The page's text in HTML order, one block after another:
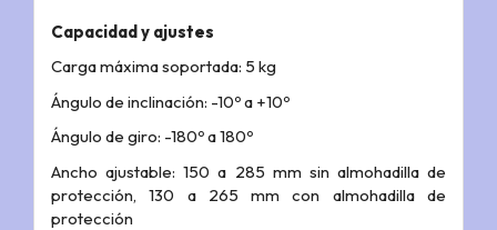
Capacidad y ajustes
Carga máxima soportada: 5 kg
Ángulo de inclinación: -10º a +10º
Ángulo de giro: -180º a 180º
Ancho ajustable: 150 a 285 mm sin almohadilla de
protección, 130 a 265 mm con almohadilla de
protección